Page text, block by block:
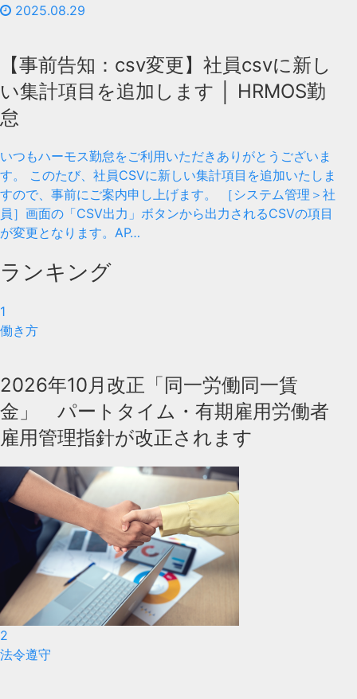
2025.08.29
【事前告知：csv変更】社員csvに新し
い集計項目を追加します │ HRMOS勤
怠
いつもハーモス勤怠をご利用いただきありがとうございま
す。 このたび、社員CSVに新しい集計項目を追加いたしま
すので、事前にご案内申し上げます。 ［システム管理＞社
員］画面の「CSV出力」ボタンから出力されるCSVの項目
が変更となります。AP…
ランキング
1
働き方
2026年10月改正「同一労働同一賃
金」 パートタイム・有期雇用労働者
雇用管理指針が改正されます
2
法令遵守